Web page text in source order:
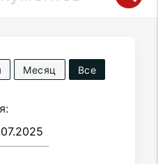
Месяц Все